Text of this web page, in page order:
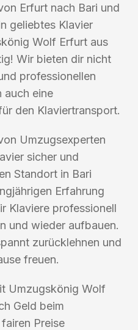
Erfurt nach Bari und
geliebtes Klavier
Wolf Erfurt aus
Wir bieten dir nicht
professionellen
auch eine
den Klaviertransport.
Umzugsexperten
sicher und
Standort in Bari
Erfahrung
Klaviere professionell
und wieder aufbauen.
zurücklehnen und
freuen.
Umzugskönig Wolf
Geld beim
Preise